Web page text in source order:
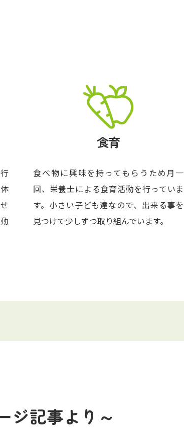
食育
食べ物に興味を持ってもらうため月一
回、栄養士による食育活動を行っていま
す。小さい子ども達なので、出来る事を
見つけて少しずつ取り組んでいます。
ジ記事より～